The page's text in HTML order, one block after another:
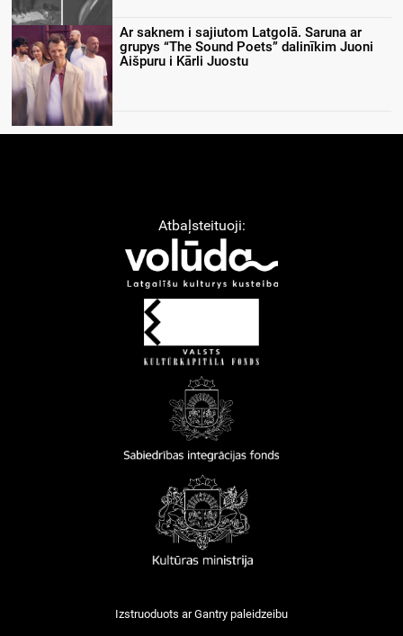
Ar saknem i sajiutom Latgolā. Saruna ar
grupys “The Sound Poets” dalinīkim Juoni
Aišpuru i Kārli Juostu
Atbaļsteituoji:
Izstruoduots arGantry paleidzeibu